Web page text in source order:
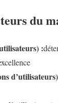
du
:
d’utilisateurs)